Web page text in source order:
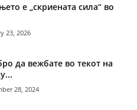
е „скриената сила“ во
23, 2026
да вежбате во текот на
28, 2024